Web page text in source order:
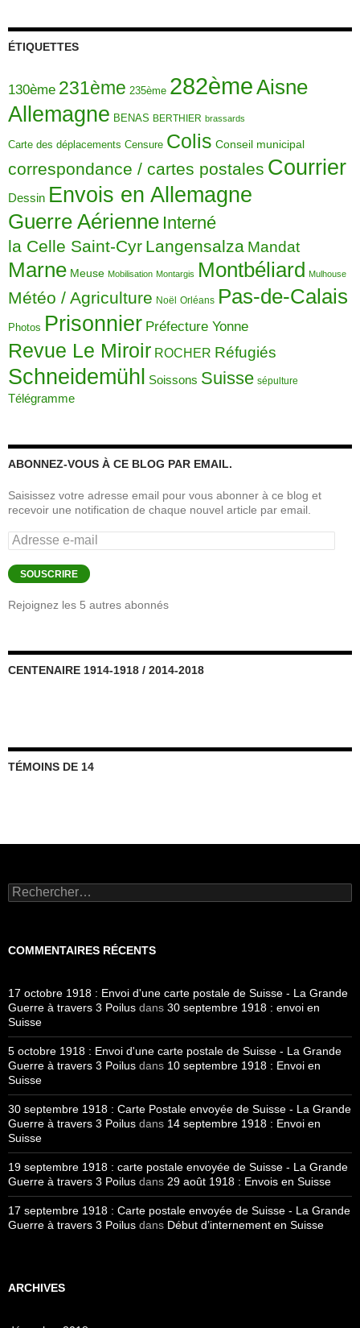
ÉTIQUETTES
130ème 231ème 235ème 282èmeAisne
Allemagne BENAS BERTHIER brassards
Carte des déplacements Censure Colis Conseil municipal
correspondance / cartes postales Courrier
Dessin Envois en Allemagne
Guerre Aérienne Interné
la Celle Saint-Cyr Langensalza Mandat
Marne Meuse Mobilisation Montargis Montbéliard Mulhouse
Météo / Agriculture Noël Orléans Pas-de-Calais
Photos Prisonnier Préfecture Yonne
Revue Le Miroir ROCHER Réfugiés
Schneidemühl Soissons Suisse sépulture
Télégramme
ABONNEZ-VOUS À CE BLOG PAR EMAIL.
Saisissez votre adresse email pour vous abonner à ce blog et
recevoir une notification de chaque nouvel article par email.
Adresse
e-
mail
SOUSCRIRE
Rejoignez les 5 autres abonnés
CENTENAIRE 1914-1918 / 2014-2018
TÉMOINS DE 14
Rechercher :
COMMENTAIRES RÉCENTS
17 octobre 1918 : Envoi d'une carte postale de Suisse - La Grande
Guerre à travers 3 Poilus dans 30 septembre 1918 : envoi en
Suisse
5 octobre 1918 : Envoi d'une carte postale de Suisse - La Grande
Guerre à travers 3 Poilus dans 10 septembre 1918 : Envoi en
Suisse
30 septembre 1918 : Carte Postale envoyée de Suisse - La Grande
Guerre à travers 3 Poilus dans 14 septembre 1918 : Envoi en
Suisse
19 septembre 1918 : carte postale envoyée de Suisse - La Grande
Guerre à travers 3 Poilus dans 29 août 1918 : Envois en Suisse
17 septembre 1918 : Carte postale envoyée de Suisse - La Grande
Guerre à travers 3 Poilus dans Début d’internement en Suisse
ARCHIVES